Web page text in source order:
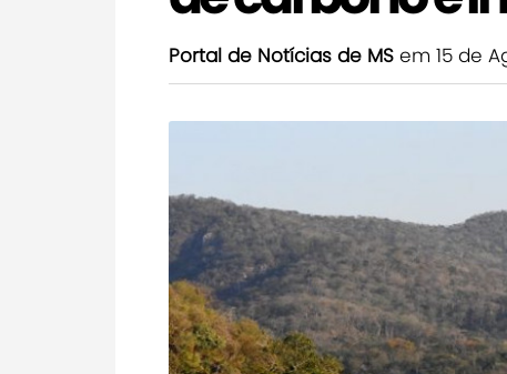
Portal de Notícias de MS em 15 de